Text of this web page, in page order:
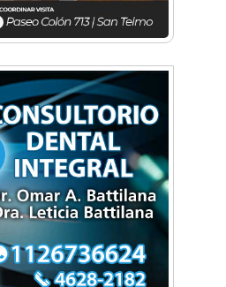
de estudiantes de Morón
a la bandera
y cultura se
Morón Se Muestra
en agosto: la Universidad
las inscripciones para el